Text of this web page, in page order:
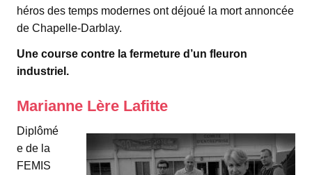
héros des temps modernes ont déjoué la mort annoncée
de Chapelle-Darblay.
Une course contre la fermeture d’un fleuron
industriel.
Marianne Lère Lafitte
Diplômé
e de la
FEMIS